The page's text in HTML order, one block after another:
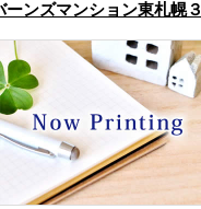
ーンズマンション東札幌３